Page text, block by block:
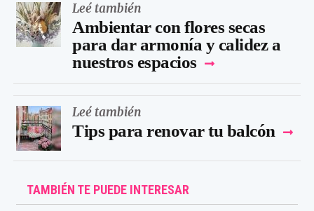
Leé también
Ambientar con flores secas
para dar armonía y calidez a
nuestros espacios
Leé también
Tips para renovar tu balcón
TAMBIÉN TE PUEDE INTERESAR